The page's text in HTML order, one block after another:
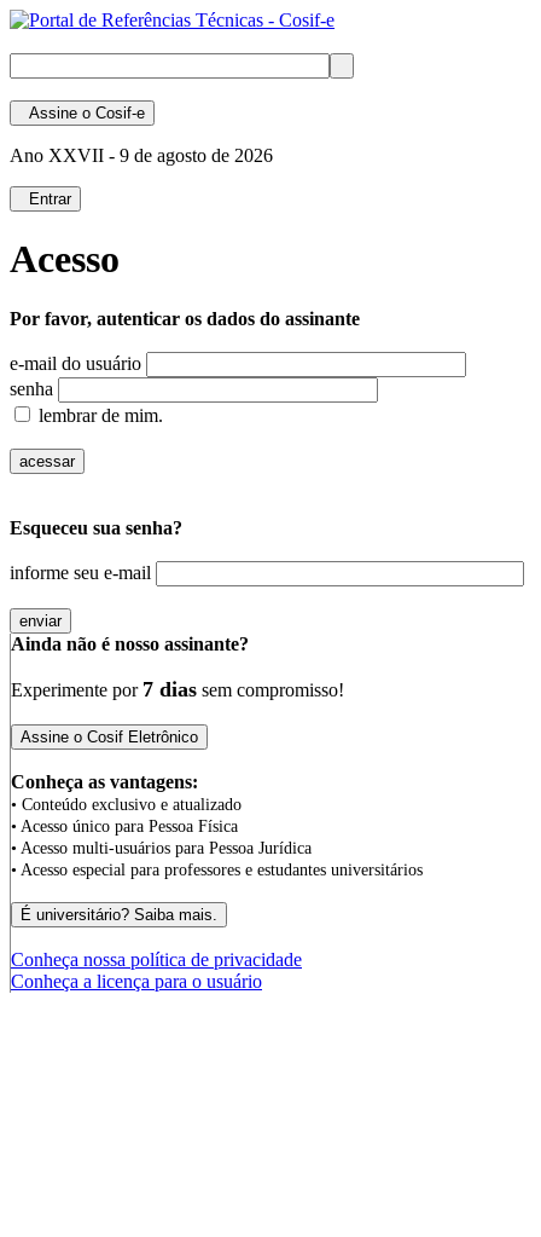
Assine o Cosif-e
Ano XXVII - 9 de agosto de 2026
Entrar
Acesso
Por favor, autenticar os dados do assinante
e-mail do usuário
senha
lembrar de mim.
Esqueceu sua senha?
informe seu e-mail
Ainda não é nosso assinante?
Experimente por 7 dias sem compromisso!
Conheça as vantagens:
• Conteúdo exclusivo e atualizado
• Acesso único para Pessoa Física
• Acesso multi-usuários para Pessoa Jurídica
• Acesso especial para professores e estudantes universitários
Conheça nossa política de privacidade
Conheça a licença para o usuário